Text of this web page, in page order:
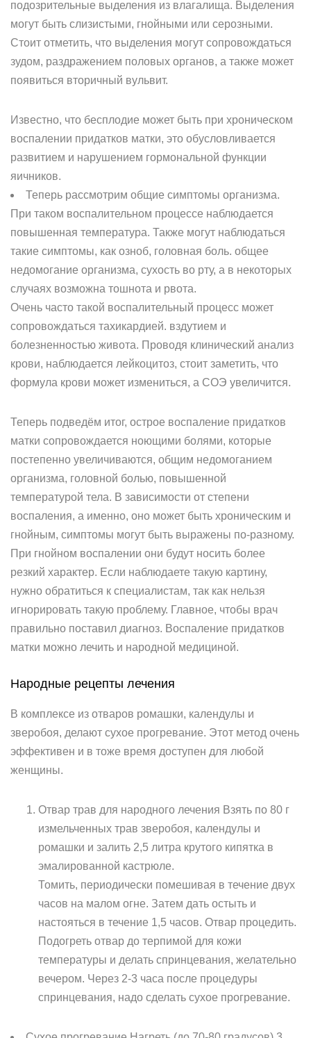
подозрительные выделения из влагалища. Выделения
могут быть слизистыми, гнойными или серозными.
Стоит отметить, что выделения могут сопровождаться
зудом, раздражением половых органов, а также может
появиться вторичный вульвит.
Известно, что бесплодие может быть при хроническом
воспалении придатков матки, это обусловливается
развитием и нарушением гормональной функции
яичников.
Теперь рассмотрим общие симптомы организма.
При таком воспалительном процессе наблюдается
повышенная температура. Также могут наблюдаться
такие симптомы, как озноб, головная боль. общее
недомогание организма, сухость во рту, а в некоторых
случаях возможна тошнота и рвота.
Очень часто такой воспалительный процесс может
сопровождаться тахикардией. вздутием и
болезненностью живота. Проводя клинический анализ
крови, наблюдается лейкоцитоз, стоит заметить, что
формула крови может измениться, а СОЭ увеличится.
Теперь подведём итог, острое воспаление придатков
матки сопровождается ноющими болями, которые
постепенно увеличиваются, общим недомоганием
организма, головной болью, повышенной
температурой тела. В зависимости от степени
воспаления, а именно, оно может быть хроническим и
гнойным, симптомы могут быть выражены по-разному.
При гнойном воспалении они будут носить более
резкий характер. Если наблюдаете такую картину,
нужно обратиться к специалистам, так как нельзя
игнорировать такую проблему. Главное, чтобы врач
правильно поставил диагноз. Воспаление придатков
матки можно лечить и народной медициной.
Народные рецепты лечения
В комплексе из отваров ромашки, календулы и
зверобоя, делают сухое прогревание. Этот метод очень
эффективен и в тоже время доступен для любой
женщины.
Отвар трав для народного лечения Взять по 80 г
измельченных трав зверобоя, календулы и
ромашки и залить 2,5 литра крутого кипятка в
эмалированной кастрюле.
Томить, периодически помешивая в течение двух
часов на малом огне. Затем дать остыть и
настояться в течение 1,5 часов. Отвар процедить.
Подогреть отвар до терпимой для кожи
температуры и делать спринцевания, желательно
вечером. Через 2-3 часа после процедуры
спринцевания, надо сделать сухое прогревание.